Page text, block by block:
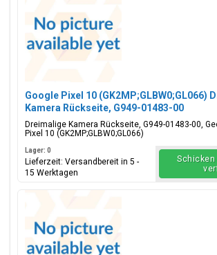
Google Pixel 10 (GK2MP;GLBW0;GL066)
Kamera Rückseite, G949-01483-00
Dreimalige Kamera Rückseite, G949-01483-00,
Pixel 10 (GK2MP;GLBW0;GL066)
Lager: 0
Lieferzeit: Versandbereit in 5 -
15 Werktagen
Schicken